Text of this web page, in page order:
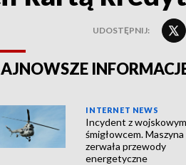
UDOSTĘPNIJ:
INTERNET NEWS
Incydent z wojskowym
śmigłowcem. Maszyna
zerwała przewody
energetyczne